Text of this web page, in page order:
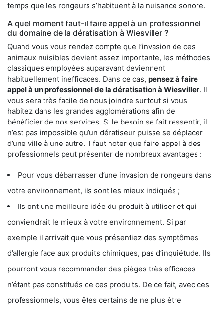
temps que les rongeurs s’habituent à la nuisance sonore.
A quel moment faut-il faire appel à un professionnel
du domaine de la dératisation à Wiesviller ?
Quand vous vous rendez compte que l’invasion de ces
animaux nuisibles devient assez importante, les méthodes
classiques employées auparavant deviennent
habituellement inefficaces. Dans ce cas, pensez à faire
appel à un professionnel de la dératisation à Wiesviller. Il
vous sera très facile de nous joindre surtout si vous
habitez dans les grandes agglomérations afin de
bénéficier de nos services. Si le besoin se fait ressentir, il
n’est pas impossible qu’un dératiseur puisse se déplacer
d’une ville à une autre. Il faut noter que faire appel à des
professionnels peut présenter de nombreux avantages :
Pour vous débarrasser d’une invasion de rongeurs dans
votre environnement, ils sont les mieux indiqués ;
Ils ont une meilleure idée du produit à utiliser et qui
conviendrait le mieux à votre environnement. Si par
exemple il arrivait que vous présentiez des symptômes
d’allergie face aux produits chimiques, pas d’inquiétude. Ils
pourront vous recommander des pièges très efficaces
n’étant pas constitués de ces produits. De ce fait, avec ces
professionnels, vous êtes certains de ne plus être